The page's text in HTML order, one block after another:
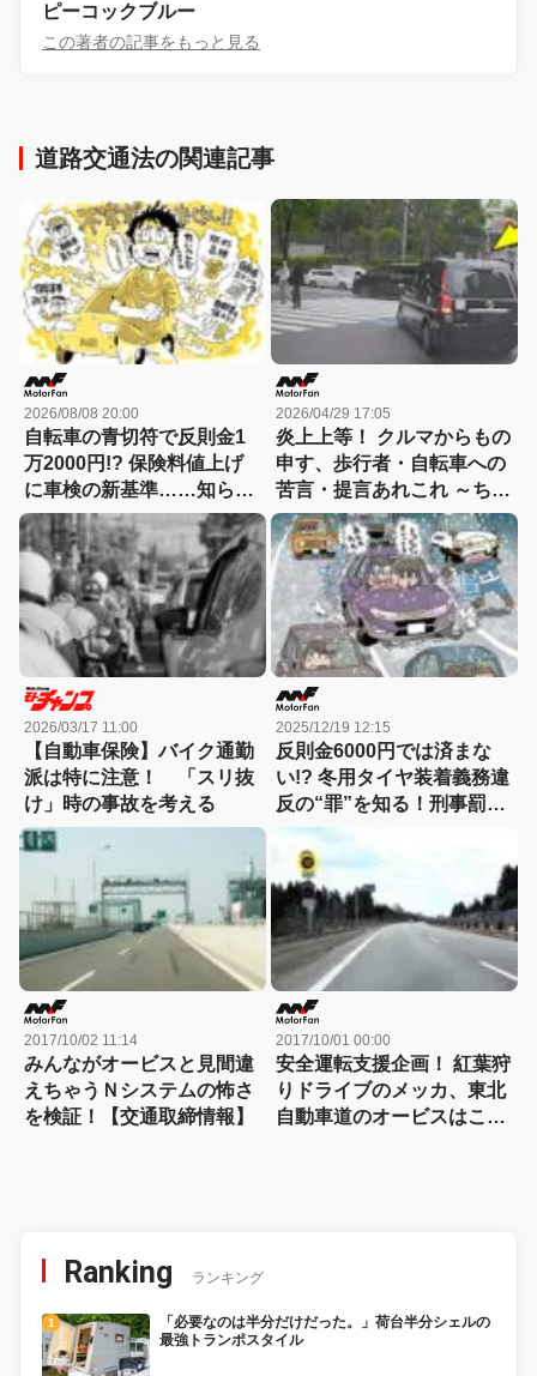
ピーコックブルー
この著者の記事をもっと見る
道路交通法の関連記事
2026/08/08 20:00
自転車の青切符で反則金1
万2000円!? 保険料値上げ
に車検の新基準……知らな
いと損する！カーライフの
新常識総まとめ
2026/04/29 17:05
炎上上等！ クルマからもの
申す、歩行者・自転車への
苦言・提言あれこれ ～ちゃ
んとまわりを見て歩け！～
【MFクルマなんでもラウ
ンジ】No.25 「歩行者保
護」について考える
2026/03/17 11:00
【自動車保険】バイク通勤
派は特に注意！ 「スリ抜
け」時の事故を考える
2025/12/19 12:15
反則金6000円では済まな
い!? 冬用タイヤ装着義務違
反の“罪”を知る！刑事罰で
前科が付くケース……
2017/10/02 11:14
みんながオービスと見間違
えちゃうＮシステムの怖さ
を検証！【交通取締情報】
2017/10/01 00:00
安全運転支援企画！ 紅葉狩
りドライブのメッカ、東北
自動車道のオービスはここ
Ranking ランキング
「必要なのは半分だけだった。」荷台半分シェルの
最強トランポスタイル